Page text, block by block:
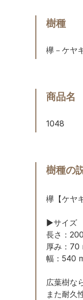
樹種
欅－ケヤ
商品名
1048
樹種の
欅【ケヤ
▶︎サイズ
長さ：
厚み：70
幅：540
広葉樹な
また耐久